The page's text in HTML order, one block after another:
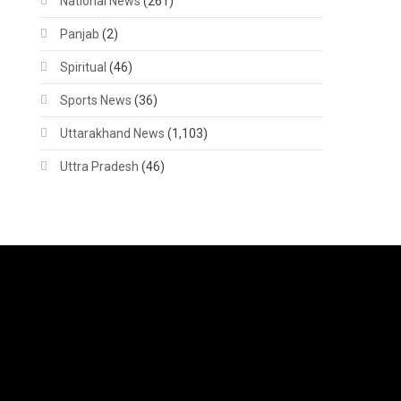
Panjab (2)
Spiritual (46)
Sports News (36)
Uttarakhand News (1,103)
Uttra Pradesh (46)